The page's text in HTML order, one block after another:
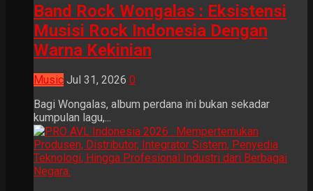
Band Rock Wongalas : Eksistensi
Musisi Rock Indonesia Dengan
Warna Kekinian
Music Jul 31, 2026 0
Bagi Wongalas, album perdana ini bukan sekadar
kumpulan lagu,...